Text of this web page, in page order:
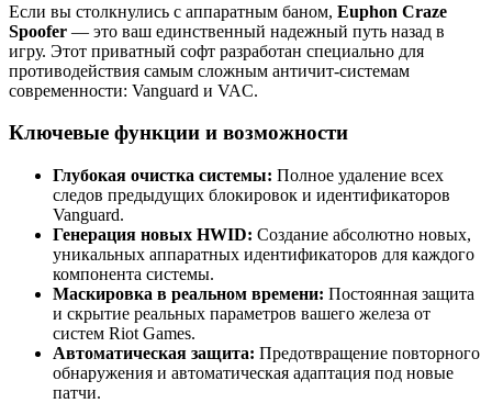
Если вы столкнулись с аппаратным баном, Euphon Craze
Spoofer — это ваш единственный надежный путь назад в
игру. Этот приватный софт разработан специально для
противодействия самым сложным античит-системам
современности: Vanguard и VAC.
Ключевые функции и возможности
Глубокая очистка системы: Полное удаление всех
следов предыдущих блокировок и идентификаторов
Vanguard.
Генерация новых HWID: Создание абсолютно новых,
уникальных аппаратных идентификаторов для каждого
компонента системы.
Маскировка в реальном времени: Постоянная защита
и скрытие реальных параметров вашего железа от
систем Riot Games.
Автоматическая защита: Предотвращение повторного
обнаружения и автоматическая адаптация под новые
патчи.